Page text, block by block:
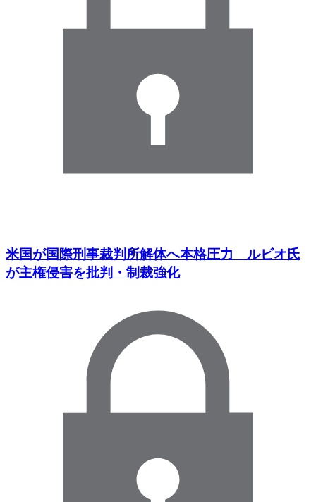
米国が国際刑事裁判所解体へ本格圧力 ルビオ氏
が主権侵害を批判・制裁強化